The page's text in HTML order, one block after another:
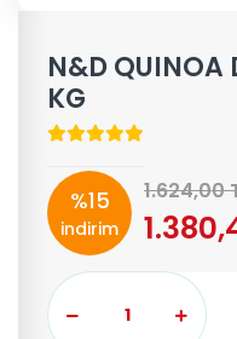
N&D QUINOA
KG
%15
indirim
1.624,00